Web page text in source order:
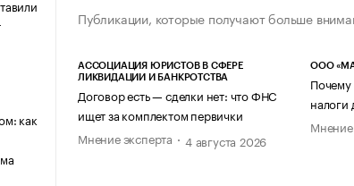
как
Публикации, которые получают больше
АССОЦИАЦИЯ ЮРИСТОВ В СФЕРЕ
ЛИКВИДАЦИИ И БАНКРОТСТВА
Договор есть — сделки нет: что ФНС
ищет за комплектом первички
Мнение эксперта
4 августа 2026
ООО
Почему
налоги
Мнение